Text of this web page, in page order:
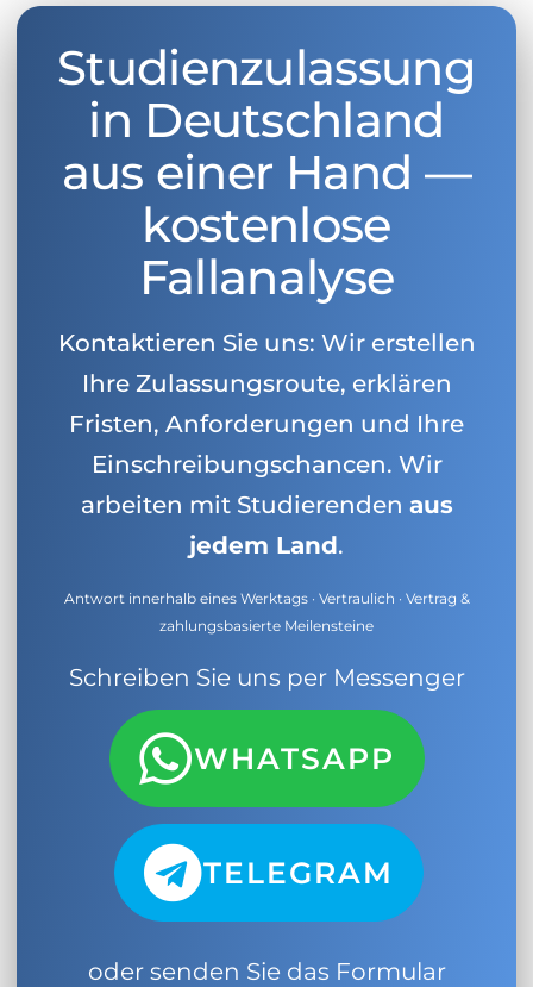
Studienzulassung
in Deutschland
aus einer Hand —
kostenlose
Fallanalyse
Kontaktieren Sie uns: Wir erstellen
Ihre Zulassungsroute, erklären
Fristen, Anforderungen und Ihre
Einschreibungschancen. Wir
arbeiten mit Studierenden aus
jedem Land.
Antwort innerhalb eines Werktags · Vertraulich · Vertrag &
zahlungsbasierte Meilensteine
Schreiben Sie uns per Messenger
WHATSAPP
TELEGRAM
oder senden Sie das Formular